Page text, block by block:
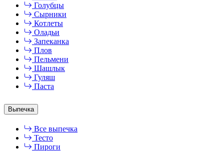
Голубцы
Сырники
Котлеты
Оладьи
Запеканка
Плов
Пельмени
Шашлык
Гуляш
Паста
Выпечка
Все выпечка
Тесто
Пироги